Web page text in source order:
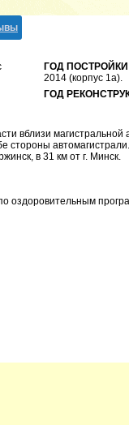
ГОД
2014 (корпус 1а).
ГОД
вблизи магистральной
стороны
в 31 км от г. Минск.
оздоровительным